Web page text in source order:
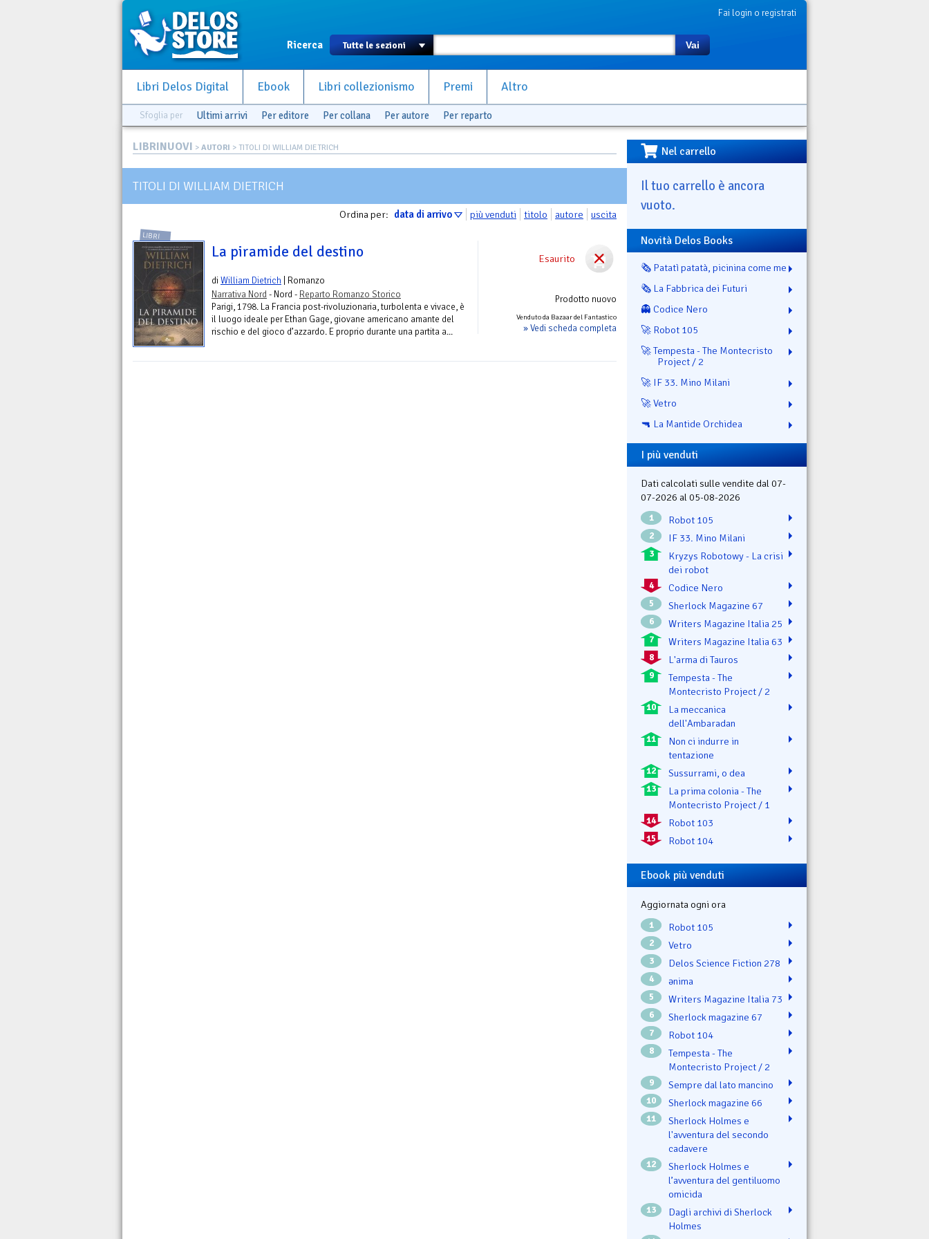
Fai login o registrati
Ricerca Vai
Libri Delos Digital Ebook Libri collezionismo Premi Altro
Sfoglia per Ultimi arrivi Per editore Per collana Per autore Per reparto
LIBRINUOVI > AUTORI > TITOLI DI WILLIAM DIETRICH
TITOLI DI WILLIAM DIETRICH
Ordina per: data di arrivo più venduti titolo autore uscita
Esaurito
Prodotto nuovo
Venduto da Bazaar del Fantastico
» Vedi scheda completa
LIBRI
La piramide del destino
diWilliam Dietrich | Romanzo
Narrativa Nord- Nord - Reparto Romanzo Storico
Parigi, 1798. La Francia post-rivoluzionaria, turbolenta e vivace, è
il luogo ideale per Ethan Gage, giovane americano amante del
rischio e del gioco d’azzardo. E proprio durante una partita a...
Nel carrello
Il tuo carrello è ancora
vuoto.
Novità Delos Books
🗞️ Patatì patatà, picinina come me
🗞️ La Fabbrica dei Futuri
👻 Codice Nero
🚀 Robot 105
🚀 Tempesta - The Montecristo
Project / 2
🚀 IF 33. Mino Milani
🚀 Vetro
🔫 La Mantide Orchidea
I più venduti
Dati calcolati sulle vendite dal 07-
07-2026 al 05-08-2026
1 Robot 105
2 IF 33. Mino Milani
3
Kryzys Robotowy - La crisi
dei robot
4 Codice Nero
5 Sherlock Magazine 67
6 Writers Magazine Italia 25
7 Writers Magazine Italia 63
8 L'arma di Tauros
9
Tempesta - The
Montecristo Project / 2
10
La meccanica
dell'Ambaradan
11
Non ci indurre in
tentazione
12 Sussurrami, o dea
13
La prima colonia - The
Montecristo Project / 1
14 Robot 103
15 Robot 104
Ebook più venduti
Aggiornata ogni ora
1 Robot 105
2 Vetro
3 Delos Science Fiction 278
4 ənima
5 Writers Magazine Italia 73
6 Sherlock magazine 67
7 Robot 104
8
Tempesta - The
Montecristo Project / 2
9 Sempre dal lato mancino
10 Sherlock magazine 66
11
Sherlock Holmes e
l'avventura del secondo
cadavere
12
Sherlock Holmes e
l’avventura del gentiluomo
omicida
13
Dagli archivi di Sherlock
Holmes